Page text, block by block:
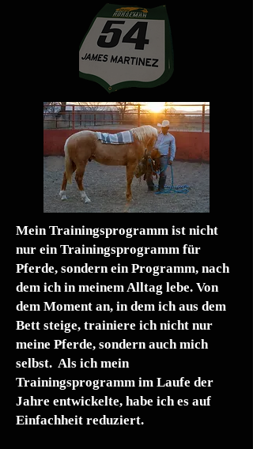
Mein Trainingsprogramm ist nicht
nur ein Trainingsprogramm für
Pferde, sondern ein Programm, nach
dem ich in meinem Alltag lebe. Von
dem Moment an, in dem ich aus dem
Bett steige, trainiere ich nicht nur
meine Pferde, sondern auch mich
selbst. Als ich mein
Trainingsprogramm im Laufe der
Jahre entwickelte, habe ich es auf
Einfachheit reduziert.